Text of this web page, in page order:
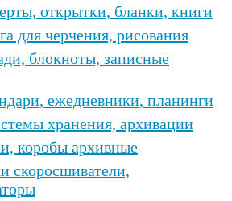
открытки, бланки, книги
для черчения, рисования
блокноты, записные
ежедневники, планинги
хранения, архивации
коробы архивные
скоросшиватели,